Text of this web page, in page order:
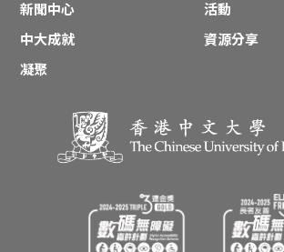
新聞中心
活動
中大成就
資源分享
凝聚